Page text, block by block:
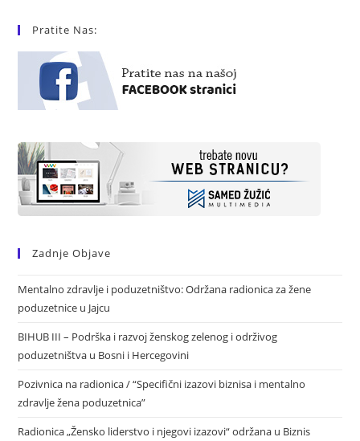
Pratite Nas:
Zadnje Objave
Mentalno zdravlje i poduzetništvo: Održana radionica za žene
poduzetnice u Jajcu
BIHUB III – Podrška i razvoj ženskog zelenog i održivog
poduzetništva u Bosni i Hercegovini
Pozivnica na radionica / “Specifični izazovi biznisa i mentalno
zdravlje žena poduzetnica”
Radionica „Žensko liderstvo i njegovi izazovi“ održana u Biznis